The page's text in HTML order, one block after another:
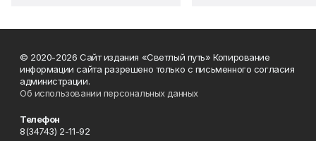
© 2020-2026 Сайт издания «Светлый путь» Копирование
информации сайта разрешено только с письменного согласия
администрации.
Об использовании персональных данных
Телефон
8(34743) 2-11-92